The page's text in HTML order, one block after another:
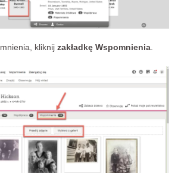
kliknij zakładkę Wspomnienia